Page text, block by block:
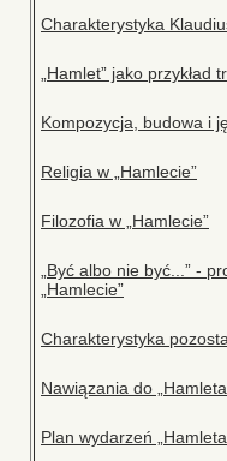
Charakterystyka
„Hamlet” jako przykład
Kompozycja, budowa i
Religia w „Hamlecie”
Filozofia w „Hamlecie”
„Być albo nie być...” -
„Hamlecie”
Charakterystyka
Nawiązania do
Plan wydarzeń